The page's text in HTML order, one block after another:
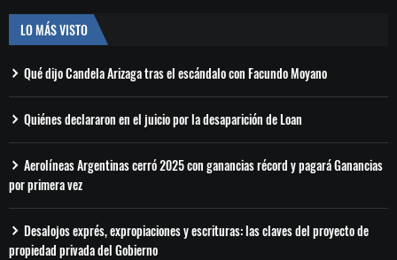
LO MÁS VISTO
Qué dijo Candela Arizaga tras el escándalo con Facundo Moyano
Quiénes declararon en el juicio por la desaparición de Loan
Aerolíneas Argentinas cerró 2025 con ganancias récord y pagará Ganancias
por primera vez
Desalojos exprés, expropiaciones y escrituras: las claves del proyecto de
propiedad privada del Gobierno